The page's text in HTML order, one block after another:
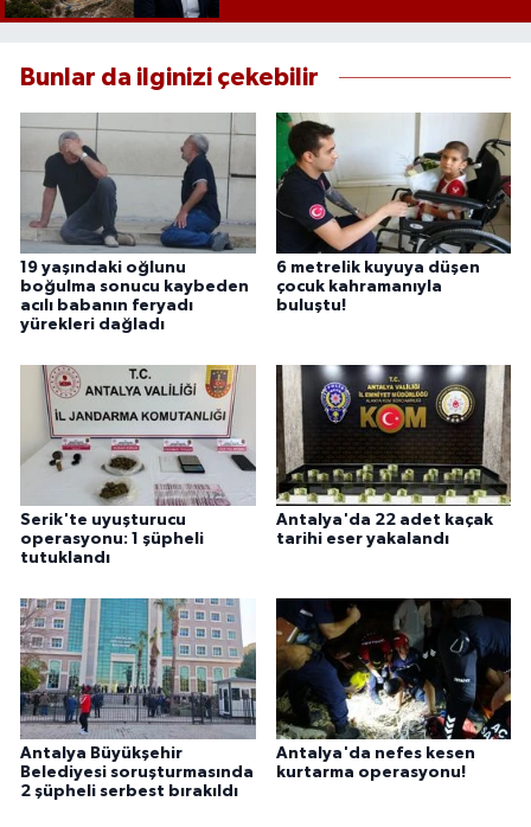
Bunlar da ilginizi çekebilir
19 yaşındaki oğlunu
boğulma sonucu kaybeden
acılı babanın feryadı
yürekleri dağladı
6 metrelik kuyuya düşen
çocuk kahramanıyla
buluştu!
Serik'te uyuşturucu
operasyonu: 1 şüpheli
tutuklandı
Antalya'da 22 adet kaçak
tarihi eser yakalandı
Antalya Büyükşehir
Belediyesi soruşturmasında
2 şüpheli serbest bırakıldı
Antalya'da nefes kesen
kurtarma operasyonu!